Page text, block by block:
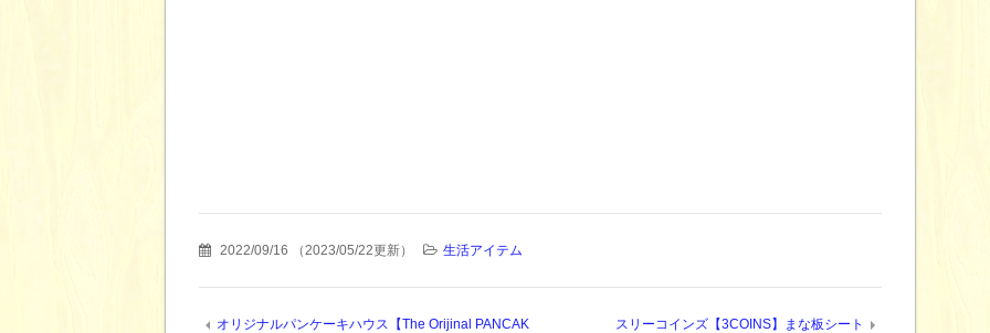
2022/09/16 （ 2023/05/22更新） 生活アイテム
オリジナルパンケーキハウス【The Orijinal PANCAK スリーコインズ【3COINS】まな板シート